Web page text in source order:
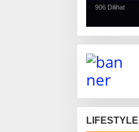
906 Dilihat
LIFESTYLE